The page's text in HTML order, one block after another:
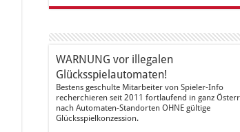
WARNUNG vor illegalen
Glücksspielautomaten!
Bestens geschulte Mitarbeiter von Spieler-Info
recherchieren seit 2011 fortlaufend in ganz
nach Automaten-Standorten OHNE gültige
Glücksspielkonzession.